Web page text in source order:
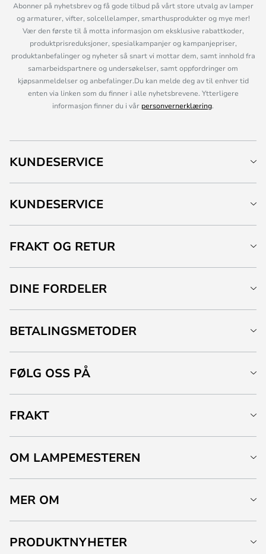
Abonner på nyhetsbrev og få gode tilbud på vårt store utvalg av lamper
og armaturer, vifter, solcellelamper, smarthusprodukter og mye mer!
Vær den første til å motta informasjon om eksklusive rabattkoder,
produktprisreduksjoner, spesialkampanjer og kampanjepriser,
produktanbefalinger og nyheter så snart vi mottar dem, samt innhold fra
samarbeidspartnere og undersøkelser, samt oppfordringer om
kjøpsanmeldelser og anbefalinger.Du kan melde deg av til enhver tid
enten via linken som du finner i alle nyhetsbrevene. Ytterligere
informasjon finner du i vår personvernerklæring.
KUNDESERVICE
KUNDESERVICE
FRAKT OG RETUR
DINE FORDELER
BETALINGSMETODER
FØLG OSS PÅ
FRAKT
OM LAMPEMESTEREN
MER OM
PRODUKTNYHETER